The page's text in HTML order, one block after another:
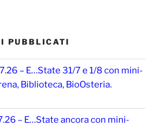
PUBBLICATI
– E…State 31/7 e 1/8 con mini-
Biblioteca, BioOsteria.
– E…State ancora con mini-